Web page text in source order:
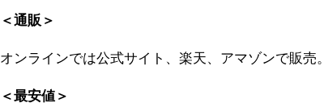
＜通販＞
オンラインでは公式サイト、楽天、アマゾンで販売。
＜最安値＞